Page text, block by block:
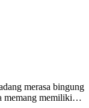
merasa bingung
memang memiliki…